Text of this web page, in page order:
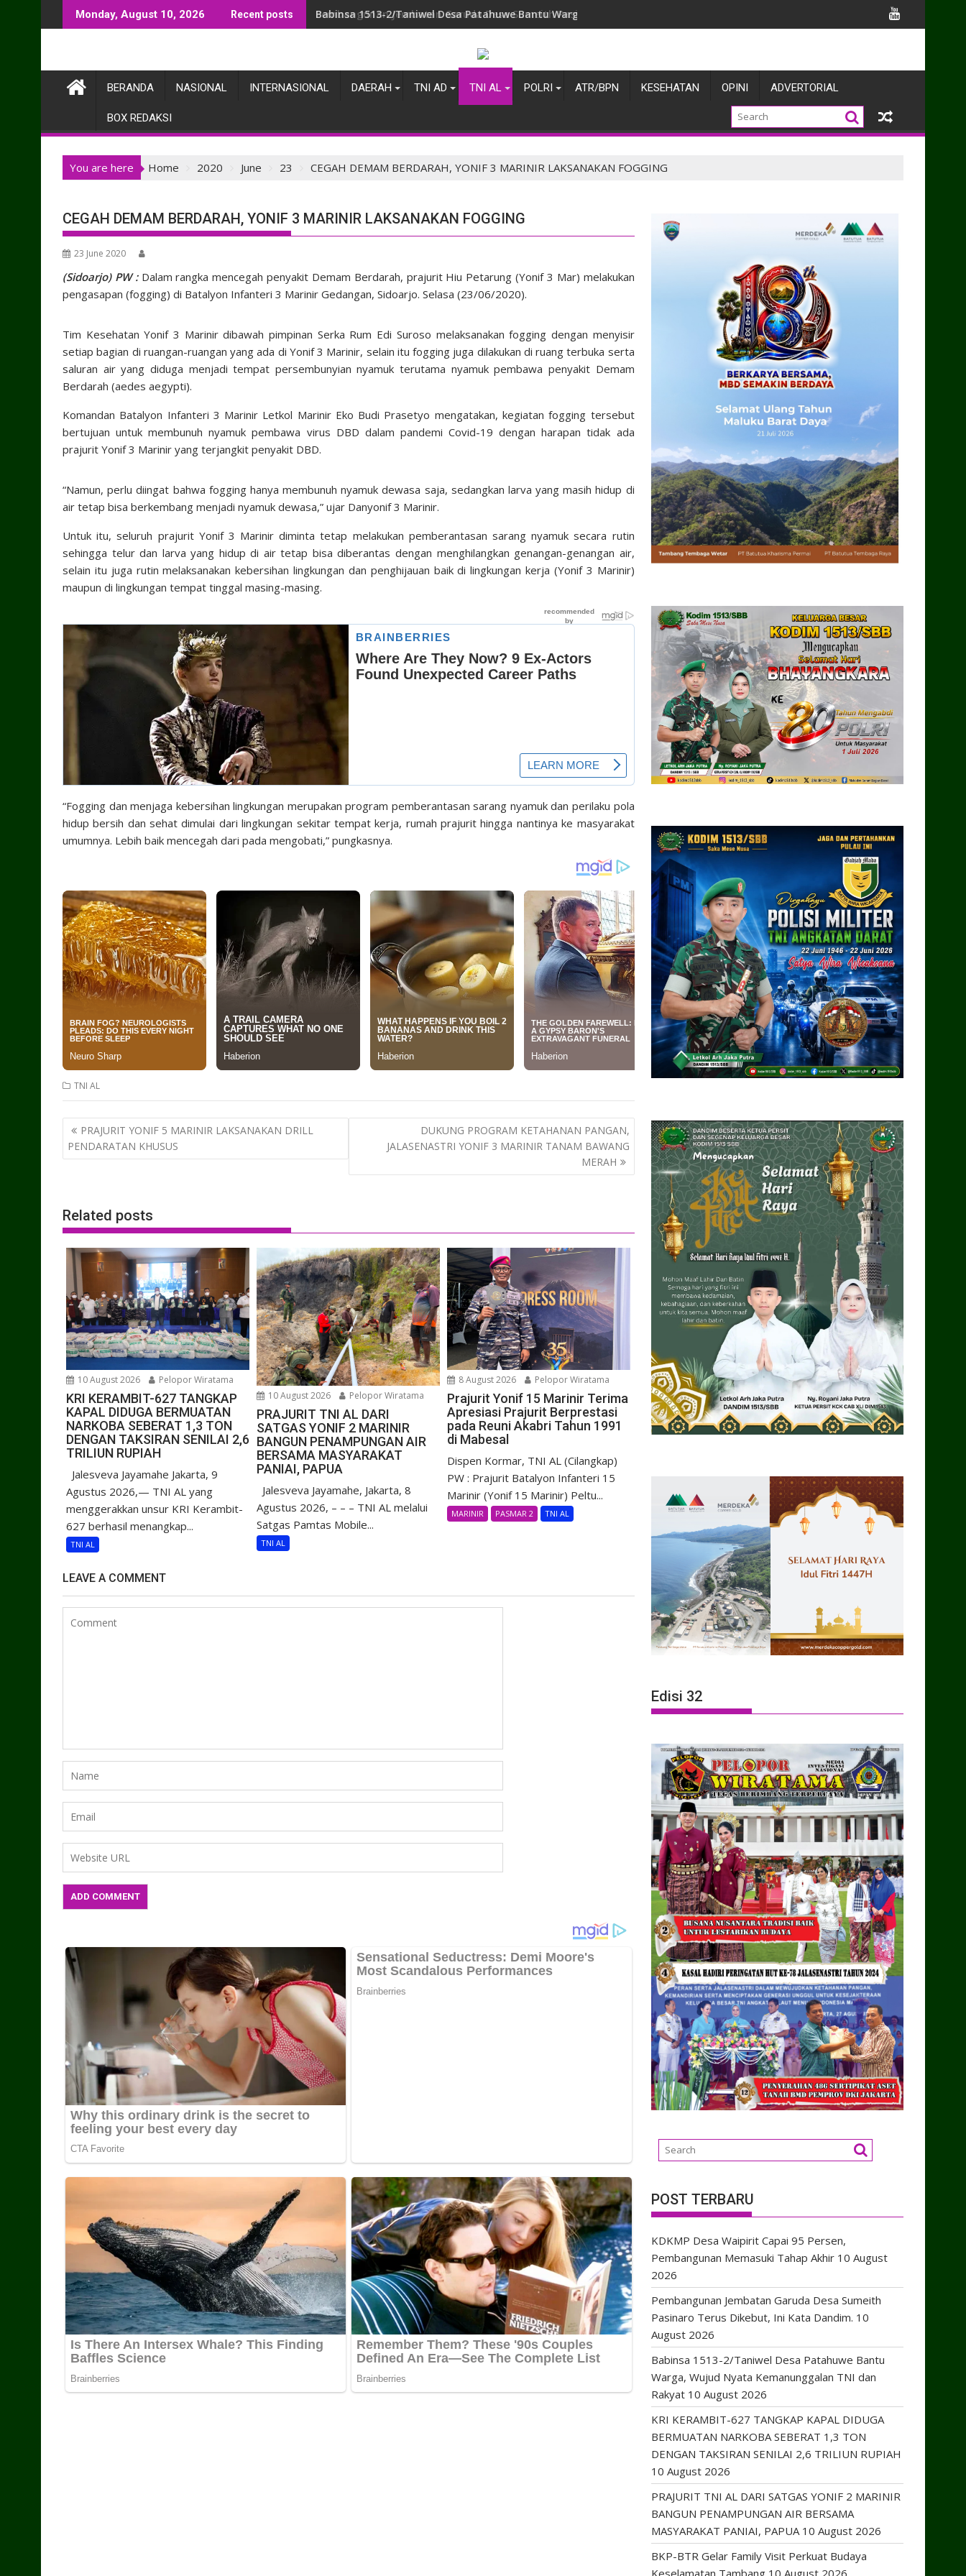
to
Monday, August 10, 2026 Recent posts Babinsa 1513-2/Taniwel Desa Patahuwe Bantu Warga, Wujud Nyata Kemanunggalan TNI dan Rakyat
BERANDA NASIONAL INTERNASIONAL DAERAH TNI AD TNI AL POLRI ATR/BPN KESEHATAN OPINI ADVERTORIAL
BOX REDAKSI
You are here Home 2020 June 23 CEGAH DEMAM BERDARAH, YONIF 3 MARINIR LAKSANAKAN FOGGING
CEGAH DEMAM BERDARAH, YONIF 3 MARINIR LAKSANAKAN FOGGING
23 June 2020
(Sidoarjo) PW :Dalam rangka mencegah penyakit Demam Berdarah, prajurit Hiu Petarung (Yonif 3 Mar) melakukan
pengasapan (fogging) di Batalyon Infanteri 3 Marinir Gedangan, Sidoarjo. Selasa (23/06/2020).
Tim Kesehatan Yonif 3 Marinir dibawah pimpinan Serka Rum Edi Suroso melaksanakan fogging dengan menyisir
setiap bagian di ruangan-ruangan yang ada di Yonif 3 Marinir, selain itu fogging juga dilakukan di ruang terbuka serta
saluran air yang diduga menjadi tempat persembunyian nyamuk terutama nyamuk pembawa penyakit Demam
Berdarah (aedes aegypti).
Komandan Batalyon Infanteri 3 Marinir Letkol Marinir Eko Budi Prasetyo mengatakan, kegiatan fogging tersebut
bertujuan untuk membunuh nyamuk pembawa virus DBD dalam pandemi Covid-19 dengan harapan tidak ada
prajurit Yonif 3 Marinir yang terjangkit penyakit DBD.
“Namun, perlu diingat bahwa fogging hanya membunuh nyamuk dewasa saja, sedangkan larva yang masih hidup di
air tetap bisa berkembang menjadi nyamuk dewasa,” ujar Danyonif 3 Marinir.
Untuk itu, seluruh prajurit Yonif 3 Marinir diminta tetap melakukan pemberantasan sarang nyamuk secara rutin
sehingga telur dan larva yang hidup di air tetap bisa diberantas dengan menghilangkan genangan-genangan air,
selain itu juga rutin melaksanakan kebersihan lingkungan dan penghijauan baik di lingkungan kerja (Yonif 3 Marinir)
maupun di lingkungan tempat tinggal masing-masing.
“Fogging dan menjaga kebersihan lingkungan merupakan program pemberantasan sarang nyamuk dan perilaku pola
hidup bersih dan sehat dimulai dari lingkungan sekitar tempat kerja, rumah prajurit hingga nantinya ke masyarakat
umumnya. Lebih baik mencegah dari pada mengobati,” pungkasnya.
TNI AL
Post
navigation
PRAJURIT YONIF 5 MARINIR LAKSANAKAN DRILL
PENDARATAN KHUSUS
DUKUNG PROGRAM KETAHANAN PANGAN,
JALASENASTRI YONIF 3 MARINIR TANAM BAWANG
MERAH
Related posts
10 August 2026 Pelopor Wiratama
KRI KERAMBIT-627 TANGKAP
KAPAL DIDUGA BERMUATAN
NARKOBA SEBERAT 1,3 TON
DENGAN TAKSIRAN SENILAI 2,6
TRILIUN RUPIAH
Jalesveva Jayamahe Jakarta, 9
Agustus 2026,— TNI AL yang
menggerakkan unsur KRI Kerambit-
627 berhasil menangkap...
TNI AL
10 August 2026 Pelopor Wiratama
PRAJURIT TNI AL DARI
SATGAS YONIF 2 MARINIR
BANGUN PENAMPUNGAN AIR
BERSAMA MASYARAKAT
PANIAI, PAPUA
Jalesveva Jayamahe, Jakarta, 8
Agustus 2026, – – – TNI AL melalui
Satgas Pamtas Mobile...
TNI AL
8 August 2026 Pelopor Wiratama
Prajurit Yonif 15 Marinir Terima
Apresiasi Prajurit Berprestasi
pada Reuni Akabri Tahun 1991
di Mabesal
Dispen Kormar, TNI AL (Cilangkap)
PW : Prajurit Batalyon Infanteri 15
Marinir (Yonif 15 Marinir) Peltu...
MARINIR PASMAR 2 TNI AL
LEAVE A COMMENT
Edisi 32
POST TERBARU
KDKMP Desa Waipirit Capai 95 Persen,
Pembangunan Memasuki Tahap Akhir 10 August
2026
Pembangunan Jembatan Garuda Desa Sumeith
Pasinaro Terus Dikebut, Ini Kata Dandim. 10
August 2026
Babinsa 1513-2/Taniwel Desa Patahuwe Bantu
Warga, Wujud Nyata Kemanunggalan TNI dan
Rakyat 10 August 2026
KRI KERAMBIT-627 TANGKAP KAPAL DIDUGA
BERMUATAN NARKOBA SEBERAT 1,3 TON
DENGAN TAKSIRAN SENILAI 2,6 TRILIUN RUPIAH
10 August 2026
PRAJURIT TNI AL DARI SATGAS YONIF 2 MARINIR
BANGUN PENAMPUNGAN AIR BERSAMA
MASYARAKAT PANIAI, PAPUA 10 August 2026
BKP-BTR Gelar Family Visit Perkuat Budaya
Keselamatan Tambang 10 August 2026